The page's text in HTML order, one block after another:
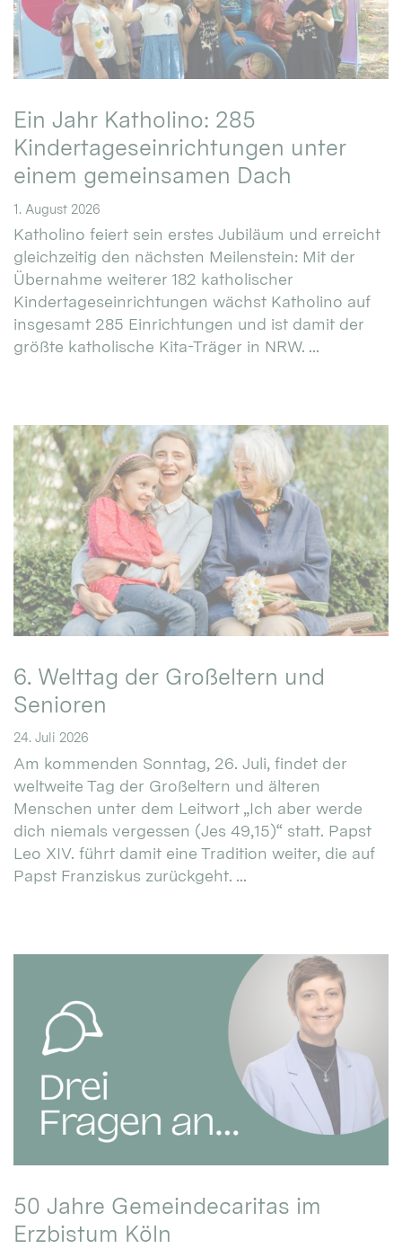
Ein Jahr Katholino: 285
Kindertageseinrichtungen unter
einem gemeinsamen Dach
1. August 2026
Katholino feiert sein erstes Jubiläum und erreicht
gleichzeitig den nächsten Meilenstein: Mit der
Übernahme weiterer 182 katholischer
Kindertageseinrichtungen wächst Katholino auf
insgesamt 285 Einrichtungen und ist damit der
größte katholische Kita-Träger in NRW. ...
6. Welttag der Großeltern und
Senioren
24. Juli 2026
Am kommenden Sonntag, 26. Juli, findet der
weltweite Tag der Großeltern und älteren
Menschen unter dem Leitwort „Ich aber werde
dich niemals vergessen (Jes 49,15)“ statt. Papst
Leo XIV. führt damit eine Tradition weiter, die auf
Papst Franziskus zurückgeht. ...
50 Jahre Gemeindecaritas im
Erzbistum Köln